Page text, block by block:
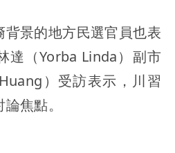
景的地方民選官員也表
達（Yorba Linda）副市
）受訪表示，川習
焦點。